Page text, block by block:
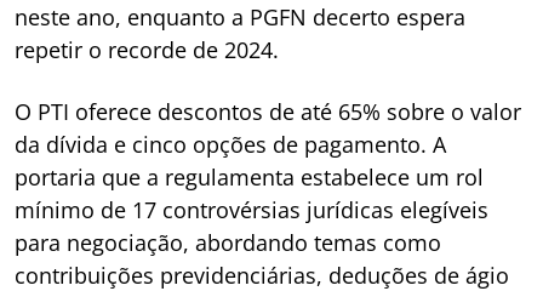
neste ano, enquanto a PGFN decerto espera
repetir o recorde de 2024.
O PTI oferece descontos de até 65% sobre o valor
da dívida e cinco opções de pagamento. A
portaria que a regulamenta estabelece um rol
mínimo de 17 controvérsias jurídicas elegíveis
para negociação, abordando temas como
contribuições previdenciárias, deduções de ágio